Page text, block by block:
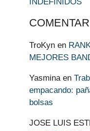
TroKyn en
MEJORES
Yasmina en
empacando:
bolsas
JOSE LUIS